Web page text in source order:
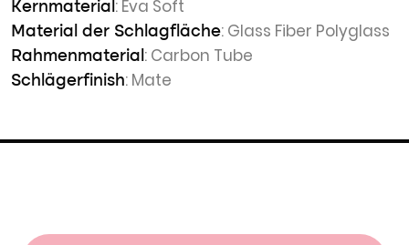
Kernmaterial : Eva Soft
Material der Schlagfläche: Glass Fiber Polyglass
Rahmenmaterial : Carbon Tube
Schlägerfinish: Mate